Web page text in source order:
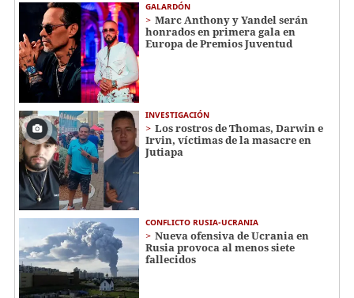
GALARDÓN
Marc Anthony y Yandel serán
honrados en primera gala en
Europa de Premios Juventud
INVESTIGACIÓN
Los rostros de Thomas, Darwin e
Irvin, víctimas de la masacre en
Jutiapa
CONFLICTO RUSIA-UCRANIA
Nueva ofensiva de Ucrania en
Rusia provoca al menos siete
fallecidos